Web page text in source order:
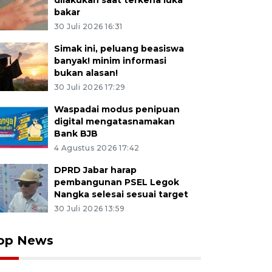
bakar
30 Juli 2026 16:31
Simak ini, peluang beasiswa
banyak! minim informasi
bukan alasan!
30 Juli 2026 17:29
Waspadai modus penipuan
digital mengatasnamakan
Bank BJB
4 Agustus 2026 17:42
DPRD Jabar harap
pembangunan PSEL Legok
Nangka selesai sesuai target
30 Juli 2026 13:59
News